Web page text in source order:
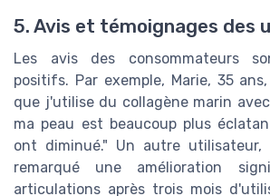
5. Avis et témoignages des
Les avis des consommateurs
positifs. Par exemple, Marie, 35
que j'utilise du collagène marin
ma peau est beaucoup plus
ont diminué." Un autre utilisateur,
remarqué une amélioration
articulations après trois mois